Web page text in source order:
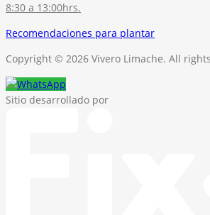
8:30 a 13:00hrs.
Recomendaciones para plantar
Copyright © 2026 Vivero Limache. All
Sitio desarrollado por